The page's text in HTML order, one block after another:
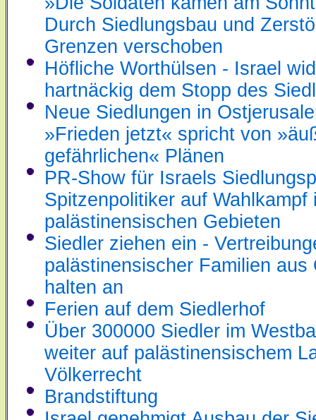
Durch Siedlungsbau und
Grenzen verschoben
Höfliche Worthülsen - Israel
hartnäckig dem Stopp des
Neue Siedlungen in
»Frieden jetzt« spricht von
gefährlichen« Plänen
PR-Show für Israels
Spitzenpolitiker auf Wahlkampf
palästinensischen Gebieten
Siedler ziehen ein -
palästinensischer Familien aus
halten an
Ferien auf dem Siedlerhof
Über 300000 Siedler im
weiter auf palästinensischem
Völkerrecht
Brandstiftung